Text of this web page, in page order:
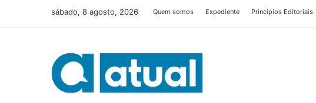
sábado, 8 agosto, 2026 Quem somos Expediente Princípios Editoriais